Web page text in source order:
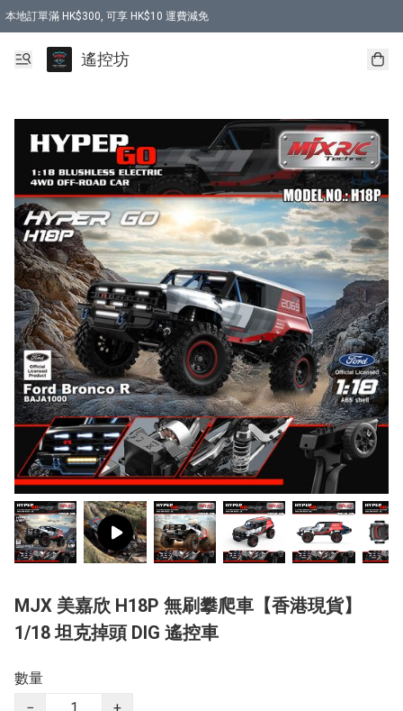
本地訂單滿 HK$300, 可享 HK$10 運費減免
購買 7.6V 6500mah 70C 電池 送 7.6V USB充電器
遙控坊
MJX 美嘉欣 H18P 無刷攀爬車【香港現貨】
1/18 坦克掉頭 DIG 遙控車
數量